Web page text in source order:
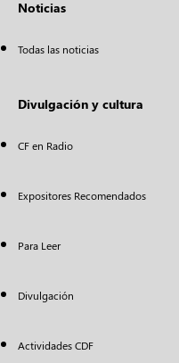
Noticias
Todas las noticias
Divulgación y cultura
CF en Radio
Expositores Recomendados
Para Leer
Divulgación
Actividades CDF